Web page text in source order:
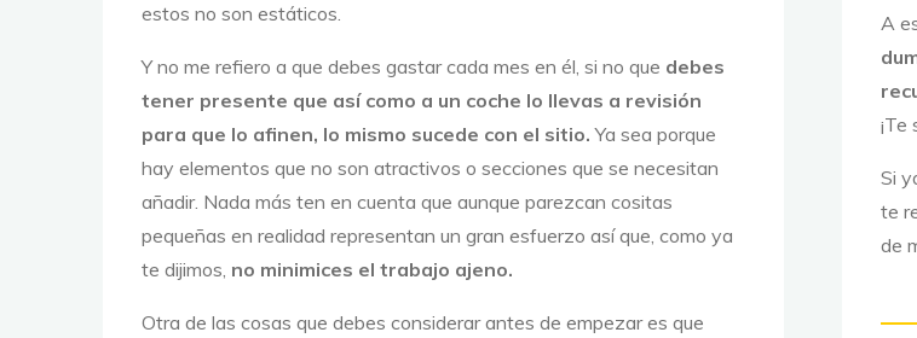
estos no son estáticos.
Y no me refiero a que debes gastar cada mes en él, si no que debes
tener presente que así como a un coche lo llevas a revisión
para que lo afinen, lo mismo sucede con el sitio.Ya sea porque
hay elementos que no son atractivos o secciones que se necesitan
añadir. Nada más ten en cuenta que aunque parezcan cositas
pequeñas en realidad representan un gran esfuerzo así que, como ya
te dijimos, no minimices el trabajo ajeno.
Otra de las cosas que debes considerar antes de empezar es que
A
¡Te
Si
te
de